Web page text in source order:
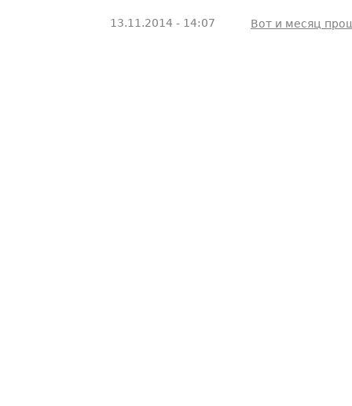
13.11.2014 - 14:07 Вот и месяц